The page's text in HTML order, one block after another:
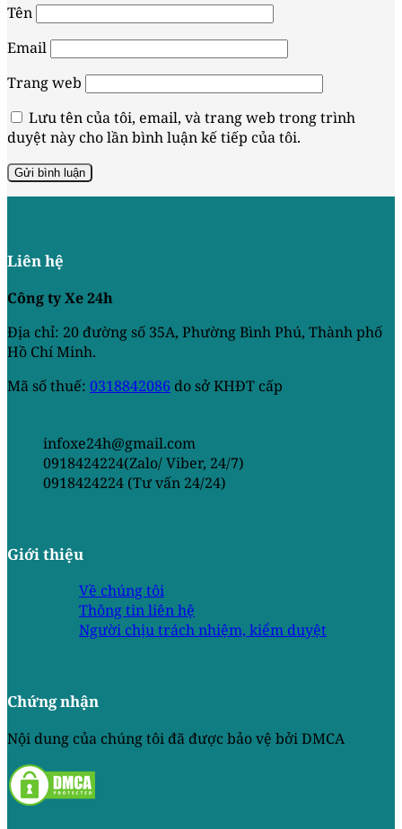
Tên
Email
Trang web
Lưu tên của tôi, email, và trang web trong trình
duyệt này cho lần bình luận kế tiếp của tôi.
Liên hệ
Công ty Xe 24h
Địa chỉ: 20 đường số 35A, Phường Bình Phú, Thành phố
Hồ Chí Minh.
Mã số thuế: 0318842086 do sở KHĐT cấp
infoxe24h@gmail.com
0918424224(Zalo/ Viber, 24/7)
0918424224 (Tư vấn 24/24)
Giới thiệu
Về chúng tôi
Thông tin liên hệ
Người chịu trách nhiệm, kiểm duyệt
Chứng nhận
Nội dung của chúng tôi đã được bảo vệ bởi DMCA